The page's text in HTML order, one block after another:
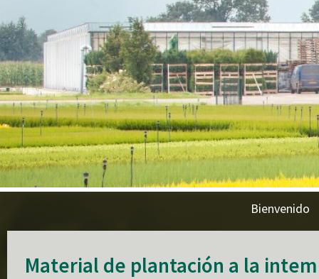
Bienvenido
Material de plantación a la